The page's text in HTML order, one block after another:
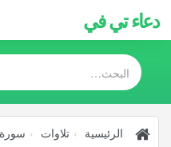
دعاء تي في
الرئيسية تلاوات